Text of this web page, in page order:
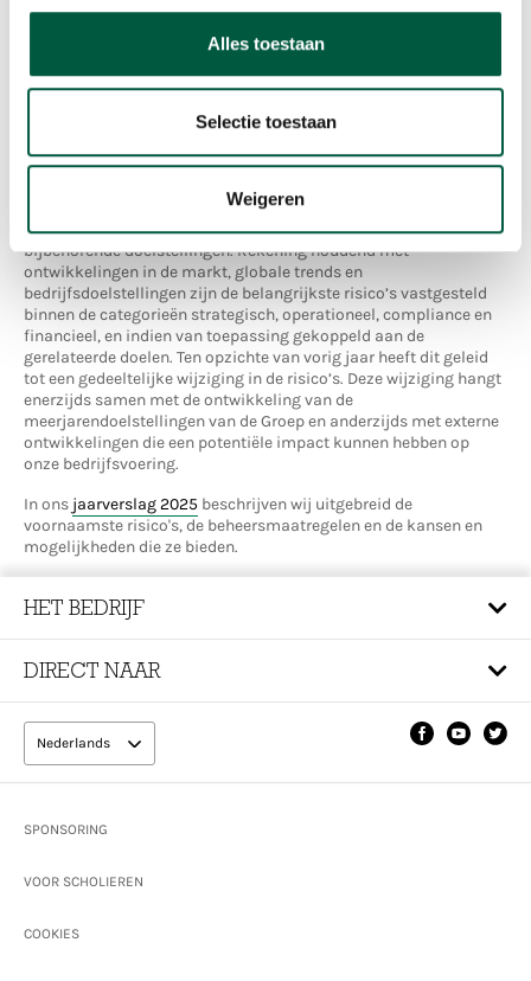
Alles toestaan
Selectie toestaan
Weigeren
blijven nadenken, risico’s en kansen blijven zien en niet
blindvaren op lijstjes. Dat zit gelukkig besloten in onze cultuur en
ons van binnenuit behoedt voor veel risico’s en vormen van
Voornaamste risico's
meerjarenplan 2026-2030 ook de voornaamste risico’s bepaald
die een impact kunnen hebben op de realisatie van de
bijbehorende doelstellingen. Rekening houdend met
ontwikkelingen in de markt, globale trends en
bedrijfsdoelstellingen zijn de belangrijkste risico’s vastgesteld
binnen de categorieën strategisch, operationeel, compliance en
financieel, en indien van toepassing gekoppeld aan de
gerelateerde doelen. Ten opzichte van vorig jaar heeft dit geleid
tot een gedeeltelijke wijziging in de risico’s. Deze wijziging hangt
enerzijds samen met de ontwikkeling van de
meerjarendoelstellingen van de Groep en anderzijds met externe
ontwikkelingen die een potentiële impact kunnen hebben op
onze bedrijfsvoering.
In ons jaarverslag 2025 beschrijven wij uitgebreid de
voornaamste risico's, de beheersmaatregelen en de kansen en
mogelijkheden die ze bieden.
HET BEDRIJF
DIRECT NAAR
Nederlands
Footer
SPONSORING
VOOR SCHOLIEREN
COOKIES